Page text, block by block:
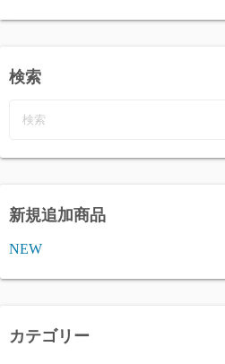
検索
新規追加商品
NEW
カテゴリー